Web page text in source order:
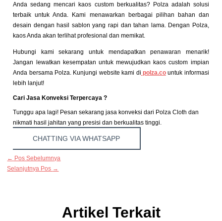
Anda sedang mencari kaos custom berkualitas? Polza adalah solusi
terbaik untuk Anda. Kami menawarkan berbagai pilihan bahan dan
desain dengan hasil sablon yang rapi dan tahan lama. Dengan Polza,
kaos Anda akan terlihat profesional dan memikat.
Hubungi kami sekarang untuk mendapatkan penawaran menarik!
Jangan lewatkan kesempatan untuk mewujudkan kaos custom impian
Anda bersama Polza. Kunjungi website kami di polza.countuk informasi
lebih lanjut!
Cari Jasa Konveksi Terpercaya ?
Tunggu apa lagi! Pesan sekarang jasa konveksi dari Polza Cloth dan
nikmati hasil jahitan yang presisi dan berkualitas tinggi.
CHATTING VIA WHATSAPP
← Pos Sebelumnya
Selanjutnya Pos →
Artikel Terkait